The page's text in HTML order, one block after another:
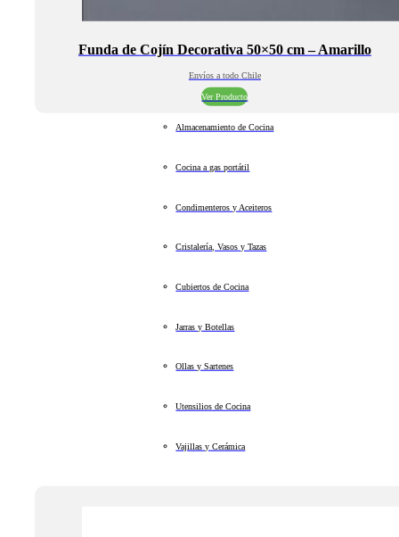
Funda de Cojín Decorativa 50×50 cm – Amarillo
Envíos a todo Chile
Ver Producto
Almacenamiento de Cocina
Cocina a gas portátil
Condimenteros y Aceiteros
Cristalería, Vasos y Tazas
Cubiertos de Cocina
Jarras y Botellas
Ollas y Sartenes
Utensilios de Cocina
Vajillas y Cerámica